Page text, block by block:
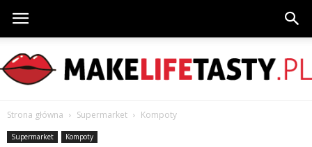
MakeLifeTasty.pl
Strona główna Supermarket Kompoty
Supermarket Kompoty